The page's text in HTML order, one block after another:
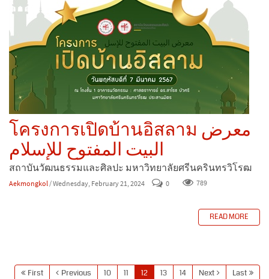
โครงการเปิดบ้านอิสลาม معرض
البيت المفتوح للإسلام
สถาบันวัฒนธรรมและศิลปะ มหาวิทยาลัยศรีนครินทรวิโรฒ
Aekmongkol / Wednesday, February 21, 2024 0 789
READ MORE
First Previous 10 11 12 13 14 Next Last